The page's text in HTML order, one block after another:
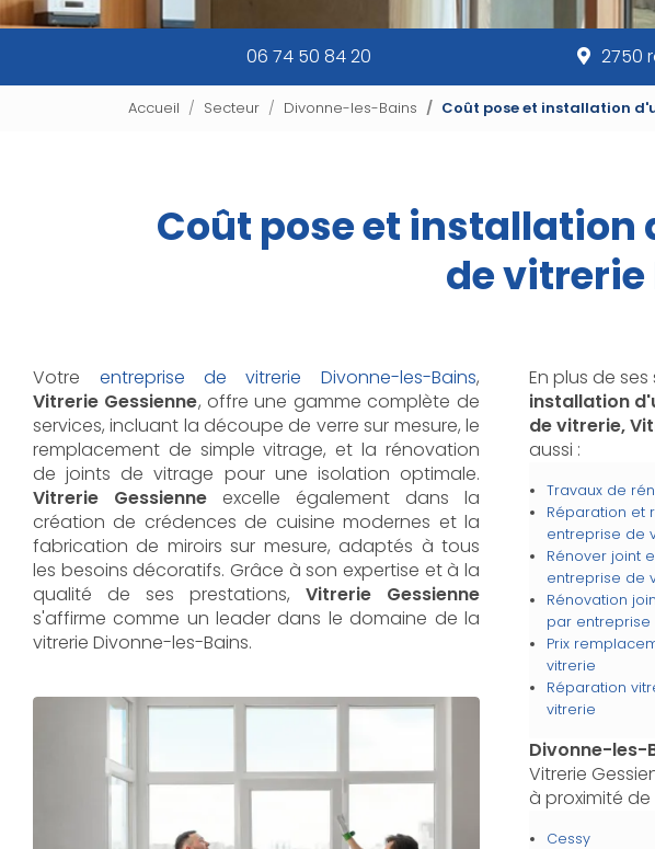
06 74 50 84 20 2750
Accueil Secteur Divonne-les-Bains Coût pose et installation
Coût pose et
de
Votre entreprise de vitrerie Divonne-les-Bains,
Vitrerie Gessienne, offre une gamme complète de
services, incluant la découpe de verre sur mesure, le
remplacement de simple vitrage, et la rénovation
de joints de vitrage pour une isolation optimale.
Vitrerie Gessienne excelle également dans la
création de crédences de cuisine modernes et la
fabrication de miroirs sur mesure, adaptés à tous
les besoins décoratifs. Grâce à son expertise et à la
qualité de ses prestations, Vitrerie Gessienne
s'affirme comme un leader dans le domaine de la
vitrerie Divonne-les-Bains.
En plus de ses
installation
de vitrerie,
aussi :
Travaux de
Réparation et
entreprise de
Rénover joint
entreprise de
Rénovation
par entreprise
Prix
vitrerie
Réparation
vitrerie
Divonne-les-
Vitrerie
à proximité de
Cessy